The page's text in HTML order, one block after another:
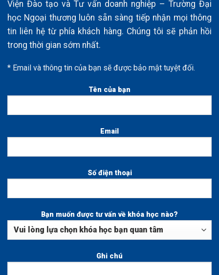
Viện Đào tạo và Tư vấn doanh nghiệp – Trường Đại
học Ngoại thương luôn sẵn sàng tiếp nhận mọi thông
tin liên hệ từ phía khách hàng. Chúng tôi sẽ phản hồi
trong thời gian sớm nhất.
* Email và thông tin của bạn sẽ được bảo mật tuyệt đối.
Tên của bạn
Email
Số điện thoại
Bạn muốn được tư vấn về khóa học nào?
Ghi chú